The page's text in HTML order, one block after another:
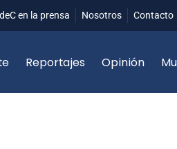
en la prensa Nosotros Contacto
Reportajes Opinión